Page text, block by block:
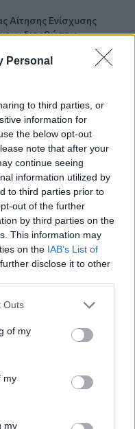
Personal
to third parties, or
information for
the below opt-out
note that after your
continue seeing
information utilized by
to third parties prior to
out of the further
by third parties on the
This information may
on the IAB’s List of
disclose it to other
Outs
of my
my
my
Αίτησης Ενίσχυσης
διορθώσεις
που μετά τα 60
8 Αυγούστου
άμεσο "ξύπνημα" και
και σήμερα στην
φωτιά στα Αχλάδια -